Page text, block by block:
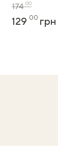
17400
129 00 грн